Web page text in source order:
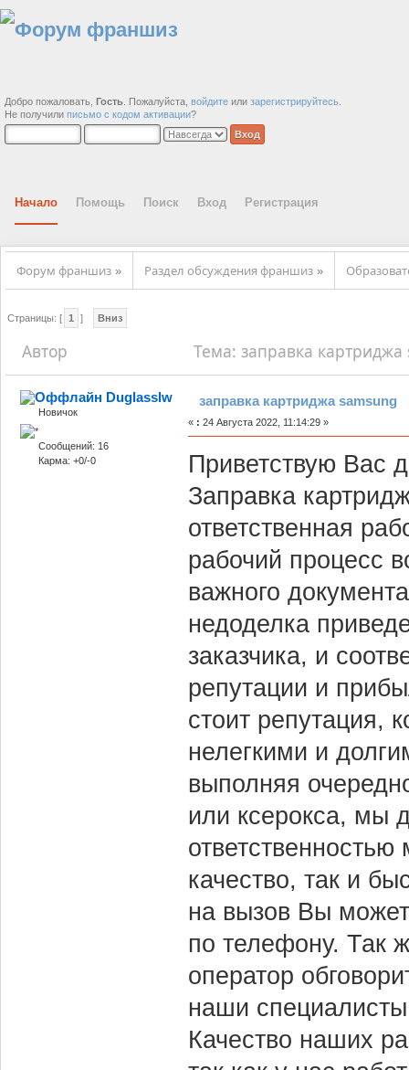
Добро пожаловать, Гость . Пожалуйста, войдите или зарегистрируйтесь
Не получили письмо с кодом активации?
Начало Помощь Поиск Вход Регистрация
Форум франшиз » Раздел обсуждения франшиз »
Страницы: [ 1 ] Вниз
Автор Тема: заправка
Duglasslw
Новичок
Сообщений: 16
Карма: +0/-0
заправка картриджа samsung
« : 24 Августа 2022, 11:14:29 »
Приветствую Вас
Заправка
ответственная
рабочий процесс
важного
недоделка
заказчика, и
репутации и
стоит репутация,
нелегкими и
выполняя
или ксерокса, мы
качество, так и
на вызов Вы
по телефону. Так
оператор
наши специалисты
Качество наших